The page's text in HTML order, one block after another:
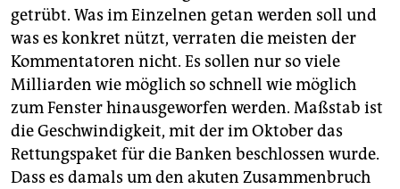
getrübt. Was im Einzelnen getan werden soll und
was es konkret nützt, verraten die meisten der
Kommentatoren nicht. Es sollen nur so viele
Milliarden wie möglich so schnell wie möglich
zum Fenster hinausgeworfen werden. Maßstab ist
die Geschwindigkeit, mit der im Oktober das
Rettungspaket für die Banken beschlossen wurde.
Dass es damals um den akuten Zusammenbruch